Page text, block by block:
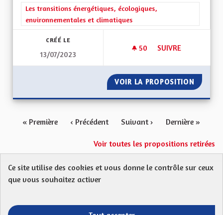
Filtrer les résultats de la catégorie : Les transitions
Les transitions énergétiques, écologiques,
environnementales et climatiques
CRÉÉ LE
13/07/2023
50 50 ABONNÉS
SUIVRE
VOIR LA PROPOSITION
« Première ‹ Précédent Suivant › Dernière »
Voir toutes les propositions retirées
Protection des Données
Ce site utilise des cookies et vous donne le contrôle sur ceux
que vous souhaitez activer